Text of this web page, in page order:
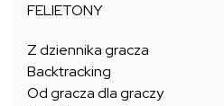
FELIETONY
Z dziennika gracza
Backtracking
Od gracza dla graczy